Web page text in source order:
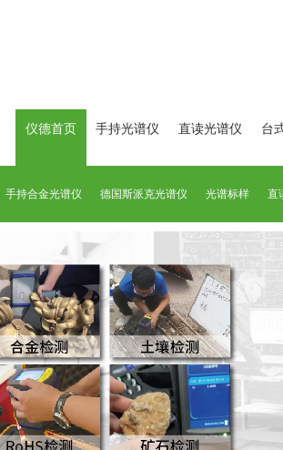
仪德首页 手持光谱仪 直读光谱仪 台
手持合金光谱仪 德国斯派克光谱仪 光谱标样 直